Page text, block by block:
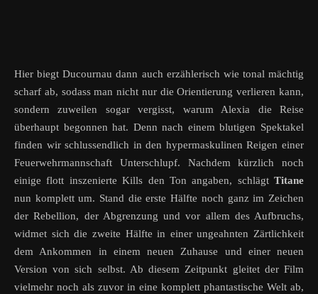
Hier biegt Ducournau dann auch erzählerisch wie tonal mächtig
scharf ab, sodass man nicht nur die Orientierung verlieren kann,
sondern zuweilen sogar vergisst, warum Alexia die Reise
überhaupt begonnen hat. Denn nach einem blutigen Spektakel
finden wir schlussendlich in den hypermaskulinen Reigen einer
Feuerwehrmannschaft Unterschlupf. Nachdem kürzlich noch
einige flott inszenierte Kills den Ton angaben, schlägt Titane
nun komplett um. Stand die erste Hälfte noch ganz im Zeichen
der Rebellion, der Abgrenzung und vor allem des Aufbruchs,
widmet sich die zweite Hälfte in einer ungeahnten Zärtlichkeit
dem Ankommen in einem neuen Zuhause und einer neuen
Version von sich selbst. Ab diesem Zeitpunkt gleitet der Film
vielmehr noch als zuvor in eine komplett phantastische Welt ab,